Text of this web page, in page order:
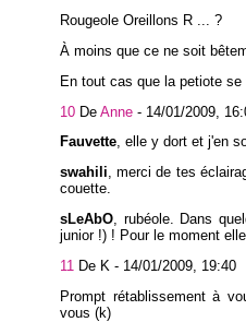
Rougeole Oreillons R ... ?
À moins que ce ne soit
En tout cas que la petiote
10 De Anne - 14/01/2009,
Fauvette, elle y dort et j'en
swahili, merci de tes
couette.
sLeAbO , rubéole. Dans
junior !) ! Pour le moment
11 De K - 14/01/2009, 19:40
Prompt rétablissement à
vous (k)